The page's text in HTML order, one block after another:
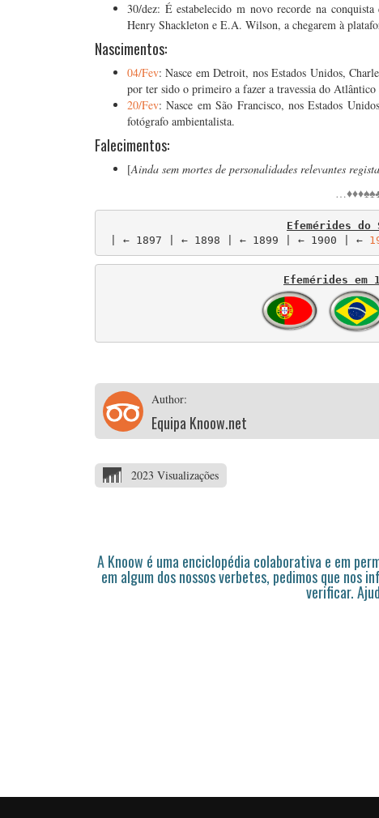
30/dez: É estabelecido m novo recorde na
Henry Shackleton e E.A. Wilson, a chegarem à
Nascimentos:
04/Fev: Nasce em Detroit, nos Estados Unidos,
por ter sido o primeiro a fazer a travessia do Atlântico
20/Fev: Nasce em São Francisco, nos Estados
fotógrafo ambientalista.
Falecimentos:
[Ainda sem mortes de personalidades relevantes
Efemérides do
| ← 1897 | ← 1898 | ← 1899 | ← 1900 | ←
Efemérides em
Author:
Equipa Knoow.net
2023 Visualizações
A Knoow é uma enciclopédia colaborativa e em
em algum dos nossos verbetes, pedimos que nos
verificar.